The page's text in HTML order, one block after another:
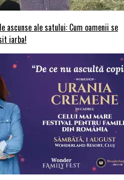
ascunse ale satului: Cum oamenii se
iarba!